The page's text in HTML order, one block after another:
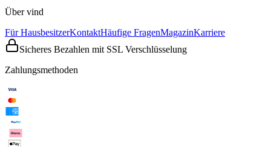
Über vind
Für HausbesitzerKontaktHäufige FragenMagazinKarriere
Sicheres Bezahlen mit SSL Verschlüsselung
Zahlungsmethoden